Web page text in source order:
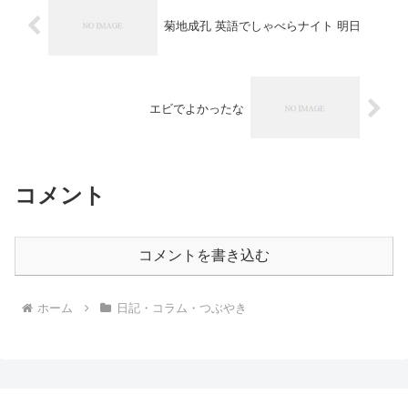
菊地成孔 英語でしゃべらナイト 明日
エビでよかったな
コメント
コメントを書き込む
ホーム 日記・コラム・つぶやき